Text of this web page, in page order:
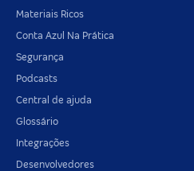
Materiais Ricos
Conta Azul Na Prática
Segurança
Podcasts
Central de ajuda
Glossário
Integrações
Desenvolvedores